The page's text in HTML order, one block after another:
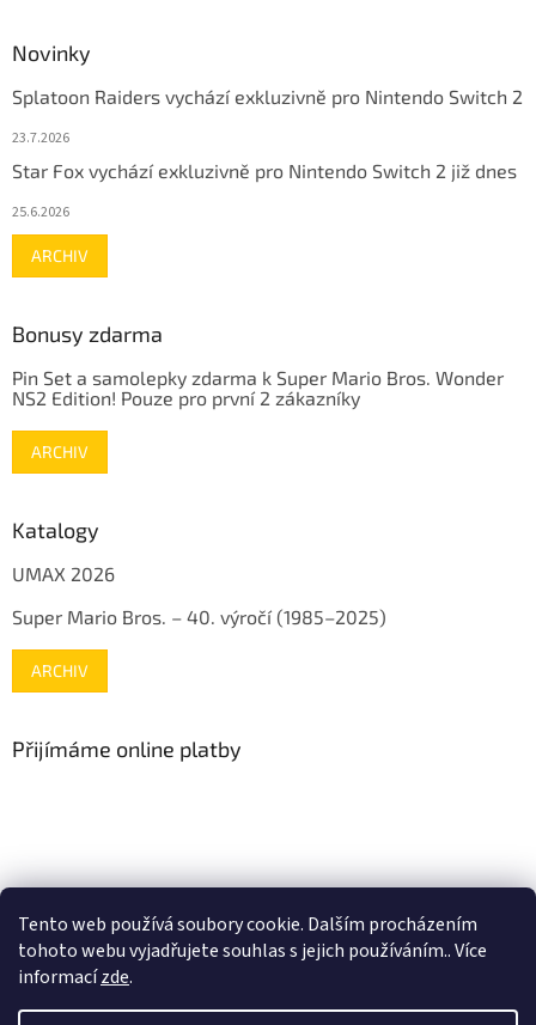
Tento web používá soubory cookie. Dalším procházením
tohoto webu vyjadřujete souhlas s jejich používáním.. Více
informacízde.
Novinky
Splatoon Raiders vychází exkluzivně pro Nintendo Switch 2
23.7.2026
Star Fox vychází exkluzivně pro Nintendo Switch 2 již dnes
25.6.2026
ARCHIV
Bonusy zdarma
Pin Set a samolepky zdarma k Super Mario Bros. Wonder
NS2 Edition! Pouze pro první 2 zákazníky
ARCHIV
Katalogy
UMAX 2026
Super Mario Bros. – 40. výročí (1985–2025)
ARCHIV
Přijímáme online platby
www.fleg.cz